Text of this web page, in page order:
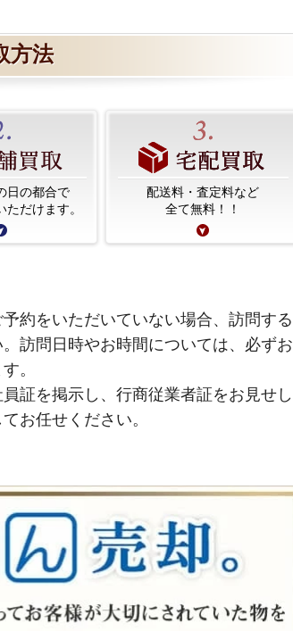
方法
日の都合で
だけます。
配送料・査定料など
全て無料！！
約をいただいていない場合、訪問する
訪問日時やお時間については、必ずお
。
証を掲示し、行商従業者証をお見せし
お任せください。